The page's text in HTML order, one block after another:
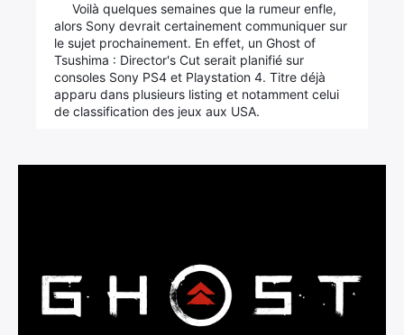
Voilà quelques semaines que la rumeur enfle,
alors Sony devrait certainement communiquer sur
le sujet prochainement. En effet, un Ghost of
Tsushima : Director's Cut serait planifié sur
consoles Sony PS4 et Playstation 4. Titre déjà
apparu dans plusieurs listing et notamment celui
de classification des jeux aux USA.
Rechercher